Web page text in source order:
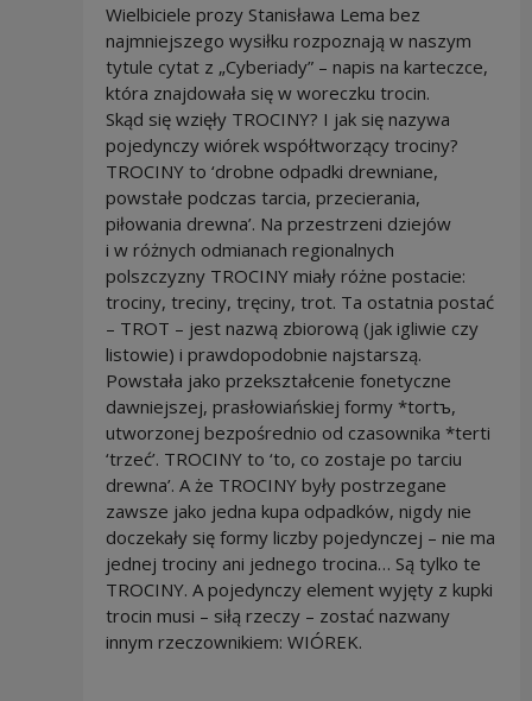
Wielbiciele prozy Stanisława Lema bez
najmniejszego wysiłku rozpoznają w naszym
tytule cytat z „Cyberiady” – napis na karteczce,
która znajdowała się w woreczku trocin.
Skąd się wzięły TROCINY? I jak się nazywa
pojedynczy wiórek współtworzący trociny?
TROCINY to ‘drobne odpadki drewniane,
powstałe podczas tarcia, przecierania,
piłowania drewna’. Na przestrzeni dziejów
i w różnych odmianach regionalnych
polszczyzny TROCINY miały różne postacie:
trociny, treciny, tręciny, trot. Ta ostatnia postać
– TROT – jest nazwą zbiorową (jak igliwie czy
listowie) i prawdopodobnie najstarszą.
Powstała jako przekształcenie fonetyczne
dawniejszej, prasłowiańskiej formy *tortъ,
utworzonej bezpośrednio od czasownika *terti
‘trzeć’. TROCINY to ‘to, co zostaje po tarciu
drewna’. A że TROCINY były postrzegane
zawsze jako jedna kupa odpadków, nigdy nie
doczekały się formy liczby pojedynczej – nie ma
jednej trociny ani jednego trocina… Są tylko te
TROCINY. A pojedynczy element wyjęty z kupki
trocin musi – siłą rzeczy – zostać nazwany
innym rzeczownikiem: WIÓREK.